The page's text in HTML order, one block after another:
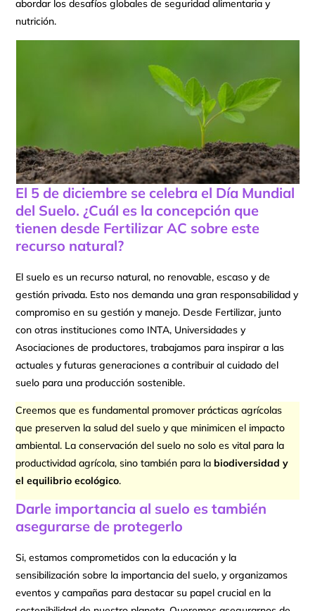
abordar los desafíos globales de seguridad alimentaria y
nutrición.
El 5 de diciembre se celebra el Día Mundial
del Suelo. ¿Cuál es la concepción que
tienen desde Fertilizar AC sobre este
recurso natural?
El suelo es un recurso natural, no renovable, escaso y de
gestión privada. Esto nos demanda una gran responsabilidad y
compromiso en su gestión y manejo. Desde Fertilizar, junto
con otras instituciones como INTA, Universidades y
Asociaciones de productores, trabajamos para inspirar a las
actuales y futuras generaciones a contribuir al cuidado del
suelo para una producción sostenible.
Creemos que es fundamental promover prácticas agrícolas
que preserven la salud del suelo y que minimicen el impacto
ambiental. La conservación del suelo no solo es vital para la
productividad agrícola, sino también para la biodiversidad y
el equilibrio ecológico.
Darle importancia al suelo es también
asegurarse de protegerlo
Si, estamos comprometidos con la educación y la
sensibilización sobre la importancia del suelo, y organizamos
eventos y campañas para destacar su papel crucial en la